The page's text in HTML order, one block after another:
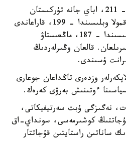
باتىس قازاقستان وبلىسىندا – 211، اباي جانە تۇركىستان
وبلىستارىندا – 200 دەن، اقمولا وبلىسىندا – 199، قاراعاندى
وبلىسىندا – 198، اتىراۋ وبلىسىندا – 187، ماڭعىستاۋ
قاراستىرىلعان. قالعان وڭىرلەردىڭ
وزدەرى تاڭداعان جوعارى
ءوتىنىش بەرۋى كەرەك.
نەگىزگى ۇبت سەرتيفيكاتى،
كوشىرمەسى، سونداي-اق
ساناتىن راستايتىن قۇجاتتار